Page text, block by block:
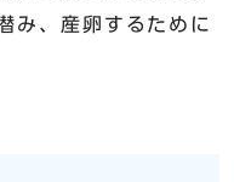
み、産卵するために